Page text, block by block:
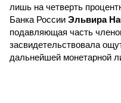
лишь на четверть
Банка России Эльвира
подавляющая часть
засвидетельствовала
дальнейшей монетарной